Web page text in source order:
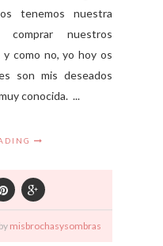
tenemos nuestra
comprar nuestros
como no, yo hoy os
son mis deseados
conocida. ...
misbrochasysombras